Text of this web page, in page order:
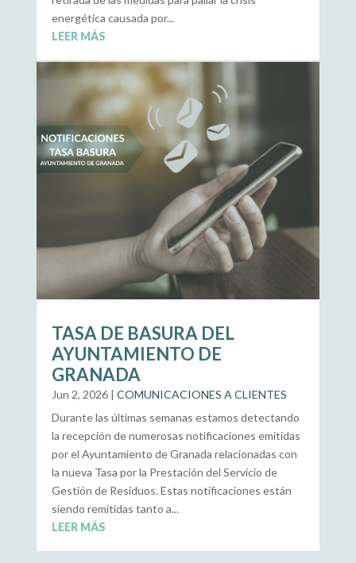
energética causada por...
LEER MÁS
TASA DE BASURA DEL
AYUNTAMIENTO DE
GRANADA
Jun 2, 2026| COMUNICACIONES A CLIENTES
Durante las últimas semanas estamos detectando
la recepción de numerosas notificaciones emitidas
por el Ayuntamiento de Granada relacionadas con
la nueva Tasa por la Prestación del Servicio de
Gestión de Residuos. Estas notificaciones están
siendo remitidas tanto a...
LEER MÁS